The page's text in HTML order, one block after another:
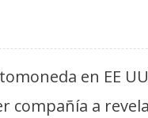
en EE
compañía a